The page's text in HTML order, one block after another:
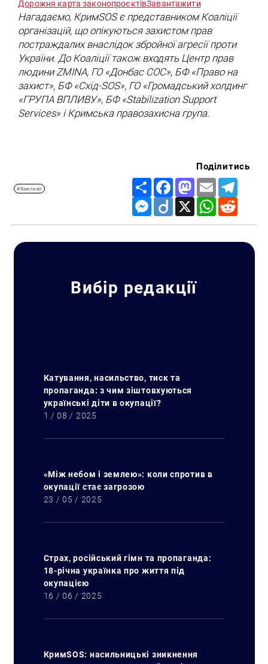
Дорожня карта законопроєктівЗавантажити
Нагадаємо, КримSOS є представником Коаліції
організацій, що опікуються захистом прав
постраждалих внаслідок збройної агресії проти
України. До Коаліції також входять Центр прав
людини ZMINA, ГО «Донбас СОС», БФ «Право на
захист», БФ «Схід-SOS», ГО «Громадський холдинг
«ГРУПА ВПЛИВУ», БФ «Stabilization Support
Services» і Кримська правозахисна група.
#Важливо
Поділитись
Share FacebookMastodon
Email
Messenger
Diigo X WhatsApp
Вибір редакції
Катування, насильство, тиск та
пропаганда: з чим зіштовхуються
українські діти в окупації?
1 / 08 / 2025
«Між небом і землею»: коли спротив в
окупації стає загрозою
23 / 05 / 2025
Страх, російський гімн та пропаганда:
18-річна українка про життя під
окупацією
16 / 06 / 2025
КримSOS: насильницькі зникнення